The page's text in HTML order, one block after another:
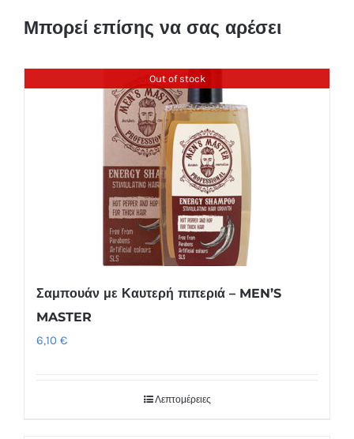
Μπορεί επίσης να σας αρέσει
Out of stock
Σαμπουάν με Καυτερή πιπεριά – MEN’S
MASTER
6,10 €
Λεπτομέρειες